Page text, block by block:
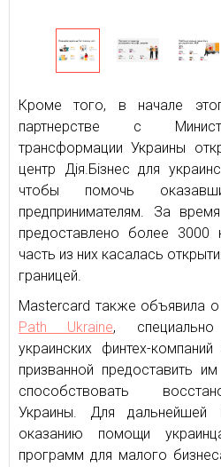
Кроме того, в начале
партнерстве с
трансформации Украины
центр Дія.Бізнес для
чтобы помочь
предпринимателям. За
предоставлено более 3000
часть из них касалась
границей.
Mastercard также объявила о
Path Ukraine,
украинских финтех-
призванной предоставить
способствовать
Украины. Для дальнейшей
оказанию помощи
программ для малого